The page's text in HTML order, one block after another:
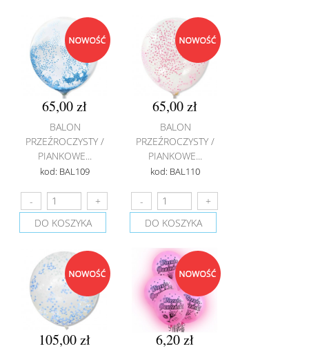
65,00 zł
BALON
PRZEŹROCZYSTY /
PIANKOWE...
kod: BAL109
DO KOSZYKA
65,00 zł
BALON
PRZEŹROCZYSTY /
PIANKOWE...
kod: BAL110
DO KOSZYKA
105,00 zł 6,20 zł